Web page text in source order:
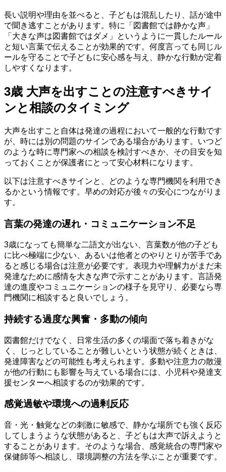
長い説明や理由を並べると、子どもは混乱したり、話が途中
で聞き逃すことがあります。特に「図書館では静かな声」
「大きな声は図書館ではダメ」というように一貫したルール
と短い言葉で伝えることが効果的です。何度言っても同じル
ールを守ることで子どもに安心感を与え、静かな行動が定着
しやすくなります。
3歳 大声を出すことの注意すべきサイ
ンと相談のタイミング
大声を出すこと自体は発達の過程において一般的な行動です
が、時には別の問題のサインである場合があります。いつど
のような時に専門家への相談を検討すべきか、その目安を知
っておくことが保護者にとって安心材料になります。
以下は注意すべきサインと、どのような専門機関を利用でき
るかという情報です。早めの対応が後々の安心につながりま
す。
言葉の発達の遅れ・コミュニケーション不足
3歳になっても簡単な二語文が出ない、言葉数が他の子ども
に比べ極端に少ない、あるいは他者とのやりとりが苦手であ
ると感じる場合は注意が必要です。表現力や理解力がまだ未
発達なために感情を大きな声で示すことがあります。言語発
達の進度やコミュニケーションの様子を見守り、必要なら専
門機関に相談すると良いでしょう。
持続する過度な興奮・多動の傾向
図書館だけでなく、日常生活の多くの場面で落ち着きがな
く、じっとしていることが難しいという状態が続くときは、
発達障害などの可能性も考えられます。多動や注意力の散漫
が他の行動にも影響を与えている場合には、小児科や発達支
援センターへ相談するのが効果的です。
感覚過敏や環境への過剰反応
音・光・触覚などの刺激に敏感で、静かな場所でも強く反応
してしまうような状態があると、子どもは大声で訴えようと
することがあります。そのような場合、感覚統合の専門家や
保健師等へ相談し、環境調整の方法を学ぶことが重要です。